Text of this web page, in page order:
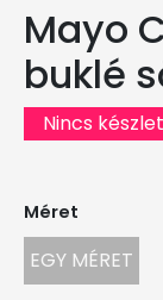
Mayo
buklé
Nincs
Méret
EGY MÉRET